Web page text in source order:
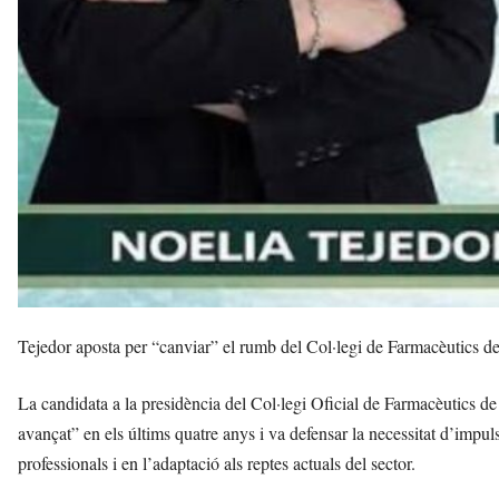
Tejedor aposta per “canviar” el rumb del Col·legi de Farmacèutics
La candidata a la presidència del Col·legi Oficial de Farmacèutics
avançat” en els últims quatre anys i va defensar la necessitat
professionals i en l’adaptació als reptes actuals del sector.